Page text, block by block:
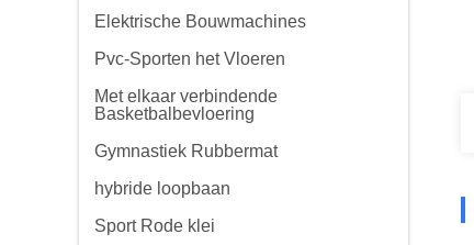
Elektrische Bouwmachines
Pvc-Sporten het Vloeren
Met elkaar verbindende
Basketbalbevloering
Gymnastiek Rubbermat
hybride loopbaan
Sport Rode klei